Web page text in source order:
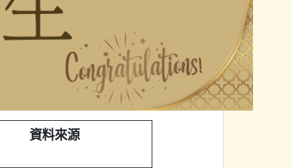
資料來源